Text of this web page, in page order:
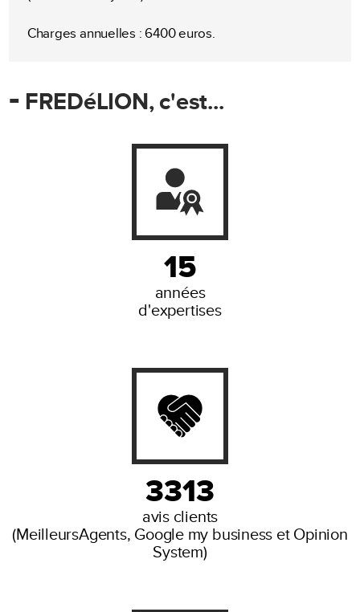
Charges annuelles : 6400 euros.
- FREDéLION, c'est...
15
années
d'expertises
3313
avis clients
(MeilleursAgents, Google my business et Opinion
System)